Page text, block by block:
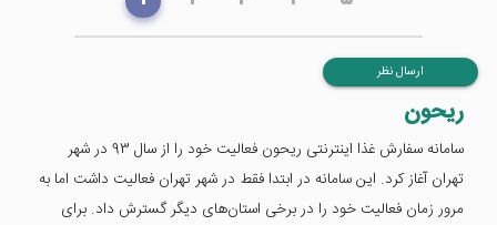
ارسال نظر
ریحون
سامانه سفارش غذا اینترنتی ریحون فعالیت خود را از سال 93 در شهر
تهران آغاز کرد. این سامانه در ابتدا فقط در شهر تهران فعالیت داشت اما به
مرور زمان فعالیت خود را در برخی استان‌های دیگر گسترش داد. برای